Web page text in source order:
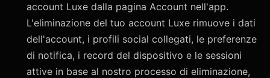
account Luxe dalla pagina Account nell'app.
L'eliminazione del tuo account Luxe rimuove i dati
dell'account, i profili social collegati, le preferenze
di notifica, i record del dispositivo e le sessioni
attive in base al nostro processo di eliminazione,